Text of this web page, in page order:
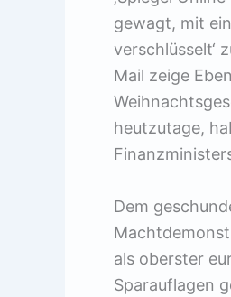
gewagt, mit
verschlüsselt‘
Mail zeige
heutzutage,
Dem
als oberster
Sparauflagen